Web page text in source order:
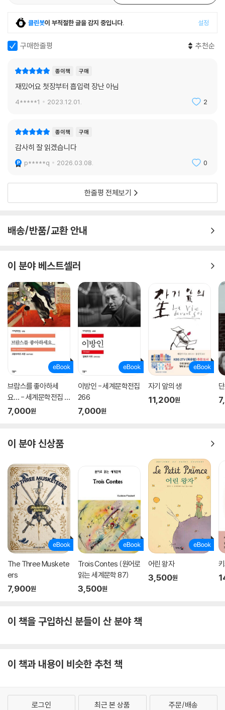
재인 인간을 불완전한 신의 위치에 놓음으로써 방황하고 갈등하는 모습을
노출하게 만든다. 또 에마슈들의 사회에 타락과 범죄, 종교와 제도, 자유 의
지의 문제가 발생하는 과정을 보여 주는데, 그것은 인간 사회와 문명을 시
뮬레이션하듯 펼쳐진다. 이런 장면들을 보노라면 독자는 야릇한 웃음을 짓
한다는 것이 이 작품의 미덕이다.
SF 소설에 우화적 수법을 접목하고 있다는 점도 눈길을 끈다. 작가는 지구
를 의식 있는 존재로 인격화한 가이아를 요소요소에 등장시킨다. 가이아는
가이아의 독백은 1인칭 서술로 독립되어 흐른다. 이 독특한 작법으로 인해
기가 뚜렷한 메시지를 담은 우화의 색채를 띤다. 인류가 지금처럼 지구 행
성을 소모하는 자기 파괴적 생활 방식을 계속한다면 종말로 치달을 수밖에
클린봇이 부적절한 글을 감지 중입니다. 설정
구매한줄평 추천순
종이책 구매
재밌어요 첫장부터 흡입력 장난 아님
4*****1 2023.12.01. 2
종이책 구매
감사히 잘 읽겠습니다
p*****q 2026.03.08. 0
한줄평 전체보기
배송/반품/교환 안내
이 분야 베스트셀러
브람스를 좋아하세
요… - 세계문학전집 1
79
7,000원
이방인 - 세계문학전집
266
7,000원
자기 앞의 생
11,200원
이 분야 신상품
The Three Muskete
ers
7,900원
Trois Contes (원어로
읽는 세계문학 87)
3,500원
어린 왕자
3,500원
이 책을 구입하신 분들이 산 분야 책
이 책과 내용이 비슷한 추천 책
로그인 최근 본 상품 주문/배송